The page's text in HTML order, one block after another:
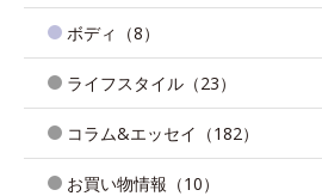
ボディ（8）
ライフスタイル（23）
コラム&エッセイ（182）
お買い物情報（10）